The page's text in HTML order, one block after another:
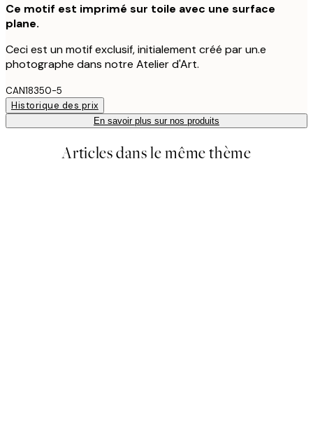
Ce motif est imprimé sur toile avec une surface
plane.
Ceci est un motif exclusif, initialement créé par un.e
photographe dans notre Atelier d'Art.
CAN18350-5
Historique des prix
En savoir plus sur nos produits
Articles dans le même thème